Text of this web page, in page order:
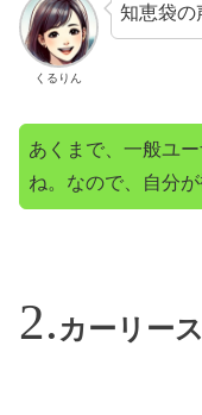
くるりん
知恵袋の
あくまで、一般ユ
ね。なので、自分
カーリー